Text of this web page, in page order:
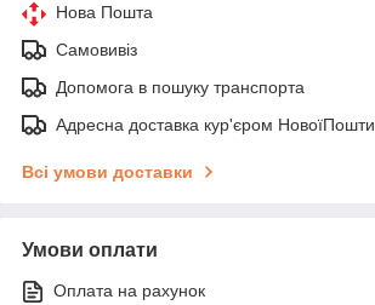
Нова Пошта
Самовивіз
Допомога в пошуку транспорта
Адресна доставка кур'єром НовоїПошти
Всі умови доставки
Умови оплати
Оплата на рахунок